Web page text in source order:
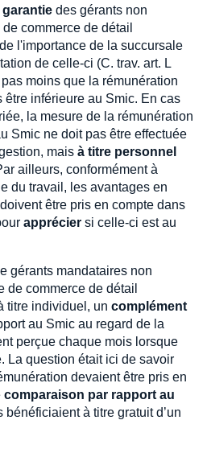
des gérants non
commerce de détail
l'importance de la succursale
de celle-ci (C. trav. art. L
moins que la rémunération
inférieure au Smic. En cas
la mesure de la rémunération
Smic ne doit pas être effectuée
mais à titre personnel
ailleurs, conformément à
du travail, les avantages en
être pris en compte dans
apprécier si celle-ci est au
gérants mandataires non
de commerce de détail
titre individuel, un complément
au Smic au regard de la
perçue chaque mois lorsque
La question était ici de savoir
devaient être pris en
comparaison par rapport au
bénéficiaient à titre gratuit d’un